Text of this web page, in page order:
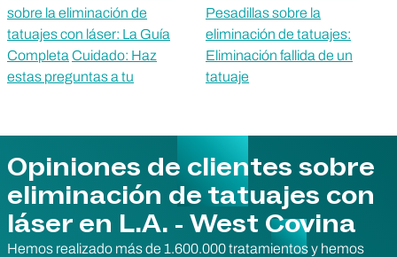
sobre la eliminación de
tatuajes con láser: La Guía
Completa Cuidado: Haz
estas preguntas a tu
Pesadillas sobre la
eliminación de tatuajes:
Eliminación fallida de un
tatuaje
Opiniones de clientes sobre
eliminación de tatuajes con
láser en L.A. - West Covina
Hemos realizado más de 1.600.000 tratamientos y hemos